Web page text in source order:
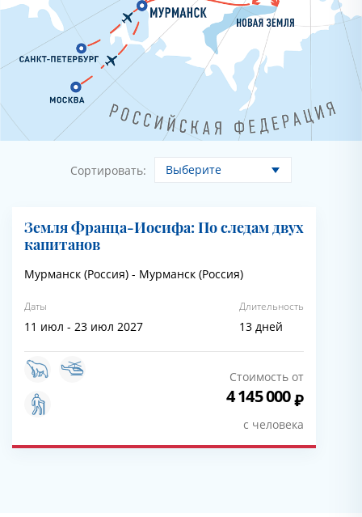
Сортировать: Выберите
Земля Франца-Иосифа: По следам двух
капитанов
Мурманск (Россия) - Мурманск (Россия)
Даты
11 июл - 23 июл 2027
Длительность
13 дней
Стоимость от
4 145 000
с человека